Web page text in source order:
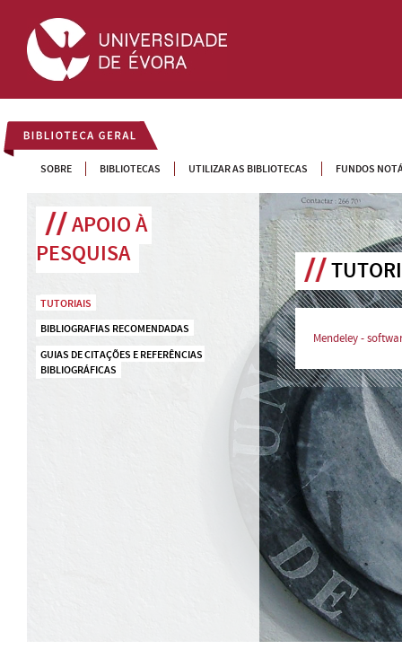
BIBLIOTECA GERAL
SOBRE BIBLIOTECAS UTILIZAR AS BIBLIOTECAS FUNDOS
APOIO À
PESQUISA
TUTORIAIS
BIBLIOGRAFIAS RECOMENDADAS
GUIAS DE CITAÇÕES E REFERÊNCIAS
BIBLIOGRÁFICAS
Mendeley -